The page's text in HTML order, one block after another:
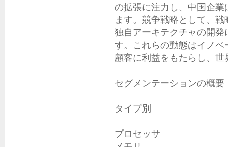
の拡張に注力し、中国企
ます。競争戦略として、
独自アーキテクチャの開
す。これらの動態はイノ
顧客に利益をもたらし、
セグメンテーションの概要
タイプ別
プロセッサ